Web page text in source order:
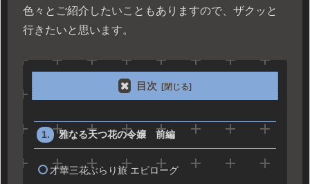
色々とご紹介したいこともありますので、ザクッと
行きたいと思います。
目次
雅なる天つ花の令嬢 前編
才華三花ぶらり旅 エピローグ